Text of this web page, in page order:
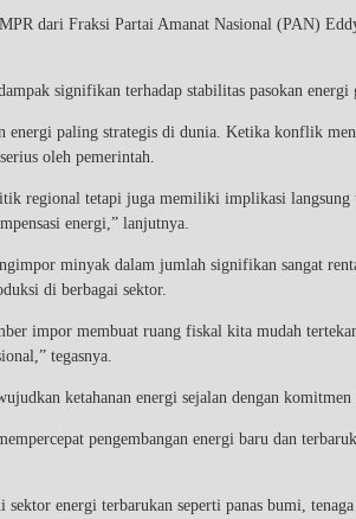
dari Fraksi Partai Amanat Nasional (PAN)
signifikan terhadap stabilitas pasokan
energi paling strategis di dunia. Ketika konflik
oleh pemerintah.
regional tetapi juga memiliki implikasi
energi,” lanjutnya.
minyak dalam jumlah signifikan sangat
di berbagai sektor.
impor membuat ruang fiskal kita mudah
tegasnya.
ketahanan energi sejalan dengan
pengembangan energi baru dan
energi terbarukan seperti panas bumi,